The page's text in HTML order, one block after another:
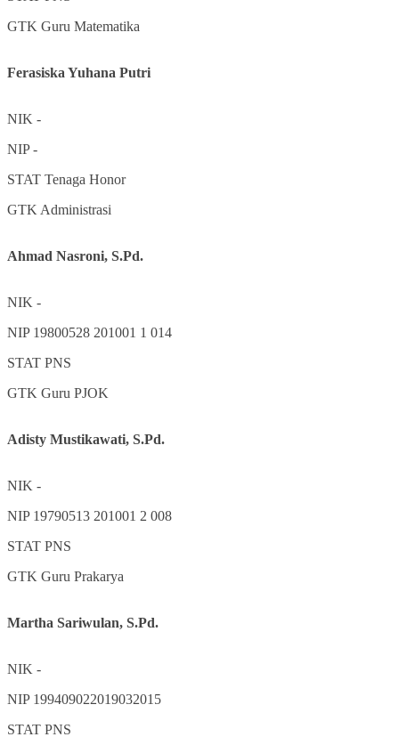
GTK Guru Matematika
Ferasiska Yuhana Putri
NIK -
NIP-
STAT Tenaga Honor
GTK Administrasi
Ahmad Nasroni, S.Pd.
NIK -
NIP 19800528 201001 1 014
STAT PNS
GTK Guru PJOK
Adisty Mustikawati, S.Pd.
NIK -
NIP 19790513 201001 2 008
STAT PNS
GTK Guru Prakarya
Martha Sariwulan, S.Pd.
NIK -
NIP 199409022019032015
STAT PNS